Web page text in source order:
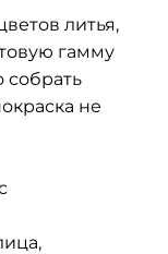
литья,
гамму
собрать
не